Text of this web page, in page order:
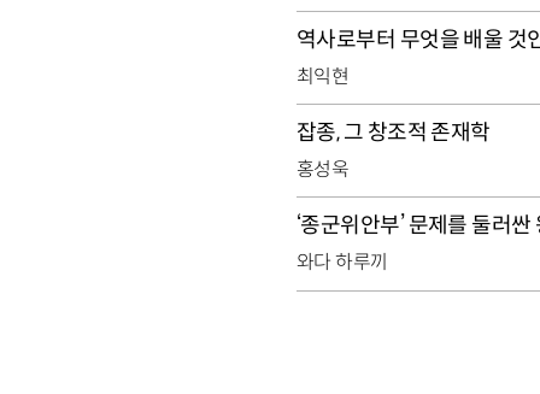
역사로부터 무엇을 배울 것
최익현
잡종, 그 창조적 존재학
홍성욱
‘종군위안부’ 문제를 둘러싼
와다 하루끼